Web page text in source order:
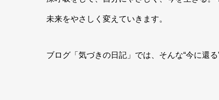
未来をやさしく変えていきます。
ブログ「気づきの日記」では、そんな“今に還